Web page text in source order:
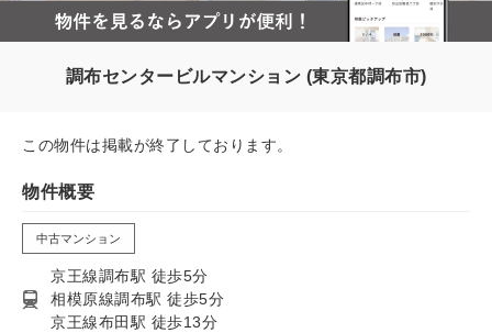
調布センタービルマンション (東京都調布市)
この物件は掲載が終了しております。
物件概要
中古マンション
京王線調布駅 徒歩5分
相模原線調布駅 徒歩5分
京王線布田駅 徒歩13分